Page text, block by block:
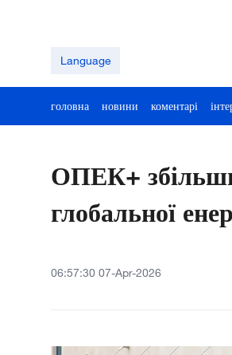
Language
головна новини коментарі
ОПЕК+
глобальної
06:57:30 07-Apr-2026